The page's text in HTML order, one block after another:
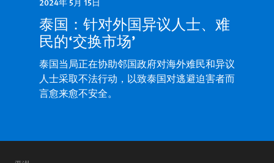
泰国：针对外国异议人士、难
民的‘交换市场’
泰国当局正在协助邻国政府对海外难民和异议
人士采取不法行动，以致泰国对逃避迫害者而
言愈来愈不安全。